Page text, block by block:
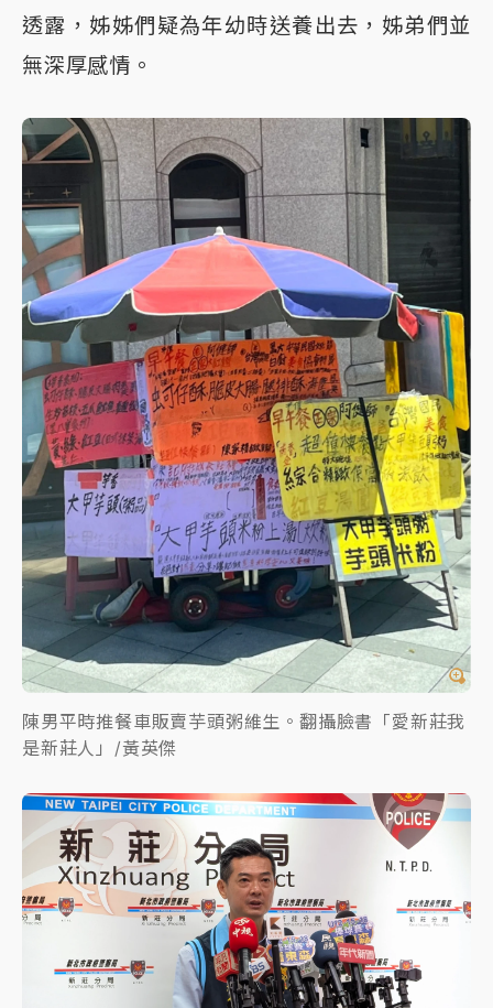
透露，姊姊們疑為年幼時送養出去，姊弟們並
無深厚感情。
陳男平時推餐車販賣芋頭粥維生。翻攝臉書「愛新莊我
是新莊人」/黃英傑